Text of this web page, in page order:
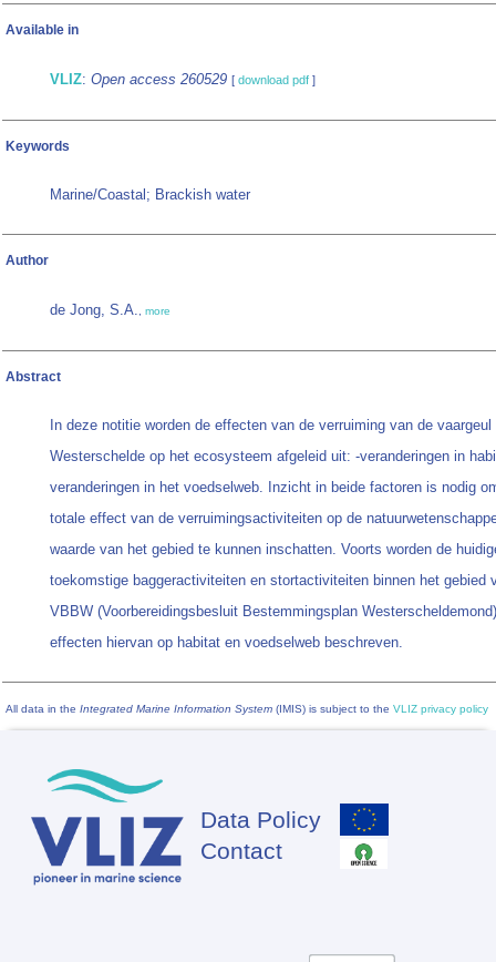
Available in
VLIZ: Open access 260529 [ download pdf ]
Keywords
Marine/Coastal; Brackish water
Author
de Jong, S.A., more
Abstract
In deze notitie worden de effecten van de verruiming van de vaargeul
Westerschelde op het ecosysteem afgeleid uit: -veranderingen in
veranderingen in het voedselweb. Inzicht in beide factoren is nodig
totale effect van de verruimingsactiviteiten op de
waarde van het gebied te kunnen inschatten. Voorts worden de
toekomstige baggeractiviteiten en stortactiviteiten binnen het gebied
VBBW (Voorbereidingsbesluit Bestemmingsplan
effecten hiervan op habitat en voedselweb beschreven.
All data in the Integrated Marine Information System (IMIS) is subject to the VLIZ privacy policy
Footer
Data Policy
Contact